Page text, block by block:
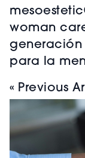
woman
generación
para la
« Previous